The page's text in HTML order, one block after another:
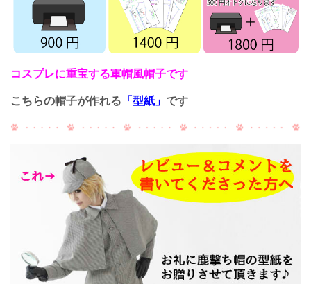
コスプレに重宝する軍帽風帽子です
こちらの帽子が作れる 「型紙」 です